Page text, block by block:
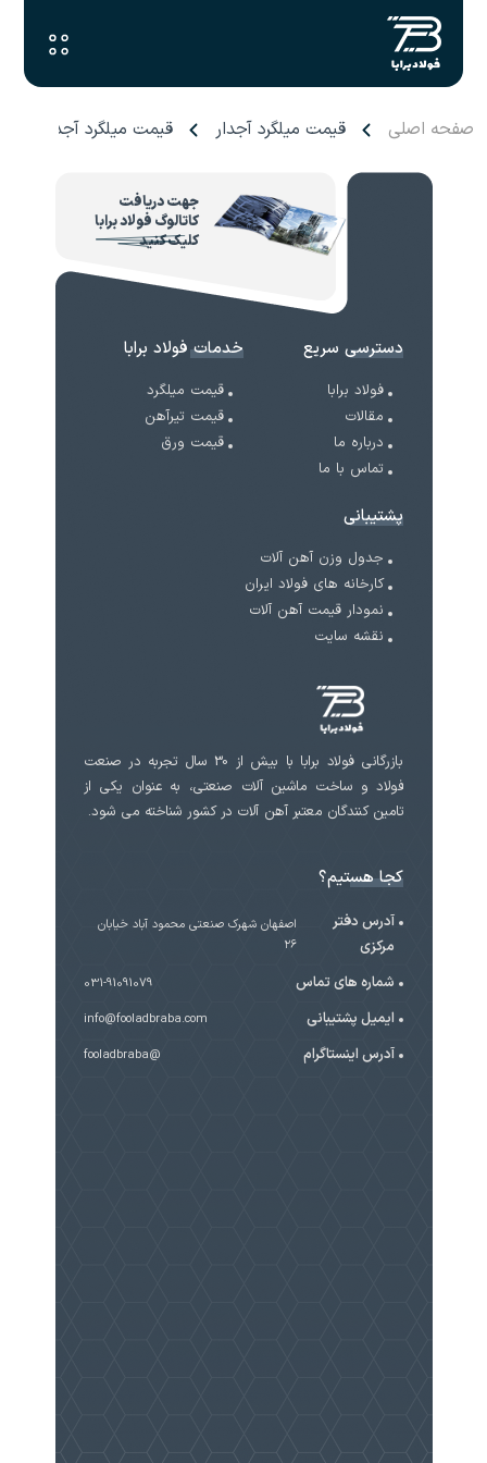
صفحه اصلی قیمت میلگرد آجدار قیمت میلگرد آجدار هیربد
جهت دریافت
کاتالوگ فولاد برابا
کلیک کنید
دسترسی سریع
فولاد برابا
مقالات
درباره ما
تماس با ما
خدمات فولاد برابا
قیمت میلگرد
قیمت تیرآهن
قیمت ورق
پشتیبانی
جدول وزن آهن آلات
کارخانه های فولاد ایران
نمودار قیمت آهن آلات
نقشه سایت
بازرگانی فولاد برابا با بیش از 30 سال تجربه در صنعت
فولاد و ساخت ماشین آلات صنعتی، به عنوان یکی از
تامین کنندگان معتبر آهن آلات در کشور شناخته می شود.
کجا هستیم؟
آدرس دفتر
مرکزی
اصفهان شهرک صنعتی محمود آباد خیابان
۲۶
شماره های تماس 031-91091079
ایمیل پشتیبانی info@fooladbraba.com
آدرس اینستاگرام @fooladbraba